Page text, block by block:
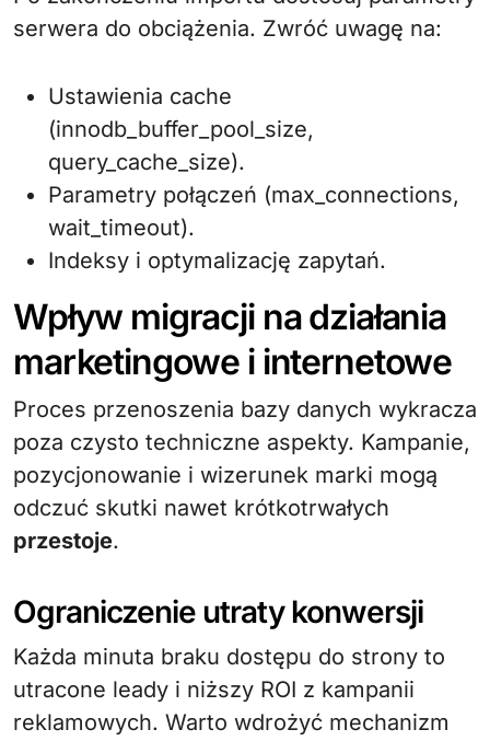
serwera do obciążenia. Zwróć uwagę na:
Ustawienia cache
(innodb_buffer_pool_size,
query_cache_size).
Parametry połączeń (max_connections,
wait_timeout).
Indeksy i optymalizację zapytań.
Wpływ migracji na działania
marketingowe i internetowe
Proces przenoszenia bazy danych wykracza
poza czysto techniczne aspekty. Kampanie,
pozycjonowanie i wizerunek marki mogą
odczuć skutki nawet krótkotrwałych
przestoje.
Ograniczenie utraty konwersji
Każda minuta braku dostępu do strony to
utracone leady i niższy ROI z kampanii
reklamowych. Warto wdrożyć mechanizm